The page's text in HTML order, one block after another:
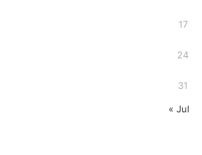
17
24
31
« Jul